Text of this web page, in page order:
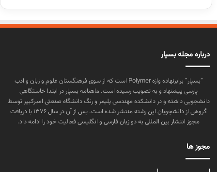
درباره مجله بسپار
“بسپار” برابرنهاده واژه Polymer است که از سوی فرهنگستان علوم و زبان و ادب
پارسی پیشنهاد و به تصویب رسیده است. ماهنامه بسپار در ابتدا خاستگاهی
دانشجویی داشته و در دانشکده مهندسی پلیمر و رنگ دانشگاه صنعتی امیرکبیر توسط
گروهی از دانشجویان این رشته منتشر شده است. پس از آن در سال ۱۳۷۶ با دریافت
مجوز انتشار بین المللی به دو زبان فارسی و انگلیسی فعالیت خود را ادامه داد.
مجوز ها